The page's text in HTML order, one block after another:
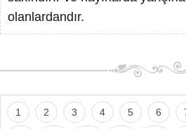
olanlardandır.
1 2 3 4 5 6